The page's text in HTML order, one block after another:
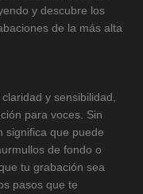
y descubre los
de la más alta
y sensibilidad,
para voces. Sin
significa que puede
de fondo o
tu grabación sea
pasos que te